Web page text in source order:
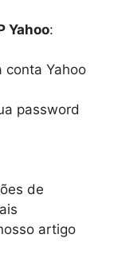
Yahoo:
conta Yahoo
password
de
artigo